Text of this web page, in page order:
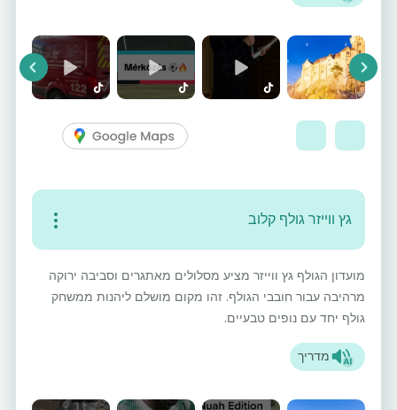
Next
גץ ווייזר גולף קלוב
מועדון הגולף גץ ווייזר מציע מסלולים מאתגרים וסביבה ירוקה
מרהיבה עבור חובבי הגולף. זהו מקום מושלם ליהנות ממשחק
גולף יחד עם נופים טבעיים.
מדריך